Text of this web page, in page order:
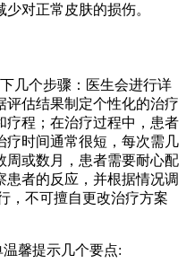
对正常皮肤的损伤。
几个步骤：医生会进行详
评估结果制定个性化的治疗
疗程；在治疗过程中，患者
疗时间通常很短，每次需几
周或数月，患者需要耐心配
者的反应，并根据情况调
，不可擅自更改治疗方案
温馨提示几个要点: